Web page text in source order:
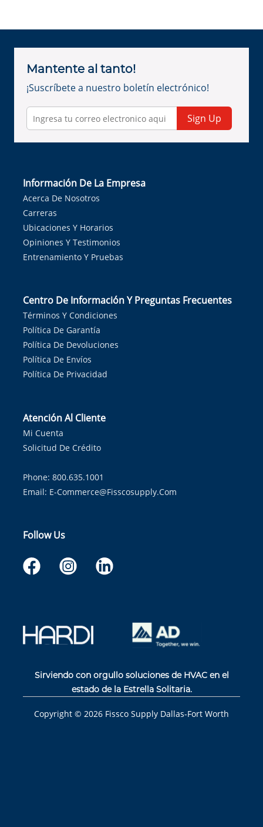
Mantente al tanto!
¡Suscríbete a nuestro boletín electrónico!
Sign Up
Información De La Empresa
Acerca De Nosotros
Carreras
Ubicaciones Y Horarios
Opiniones Y Testimonios
Entrenamiento Y Pruebas
Centro De Información Y Preguntas Frecuentes
Términos Y Condiciones
Política De Garantía
Política De Devoluciones
Política De Envíos
Política De Privacidad
Atención Al Cliente
Mi Cuenta
Solicitud De Crédito
Phone: 800.635.1001
Email: E-Commerce@fisscosupply.com
Follow Us
Sirviendo con orgullo soluciones de HVAC en el
estado de la Estrella Solitaria.
Copyright © 2026 Fissco Supply Dallas-Fort Worth